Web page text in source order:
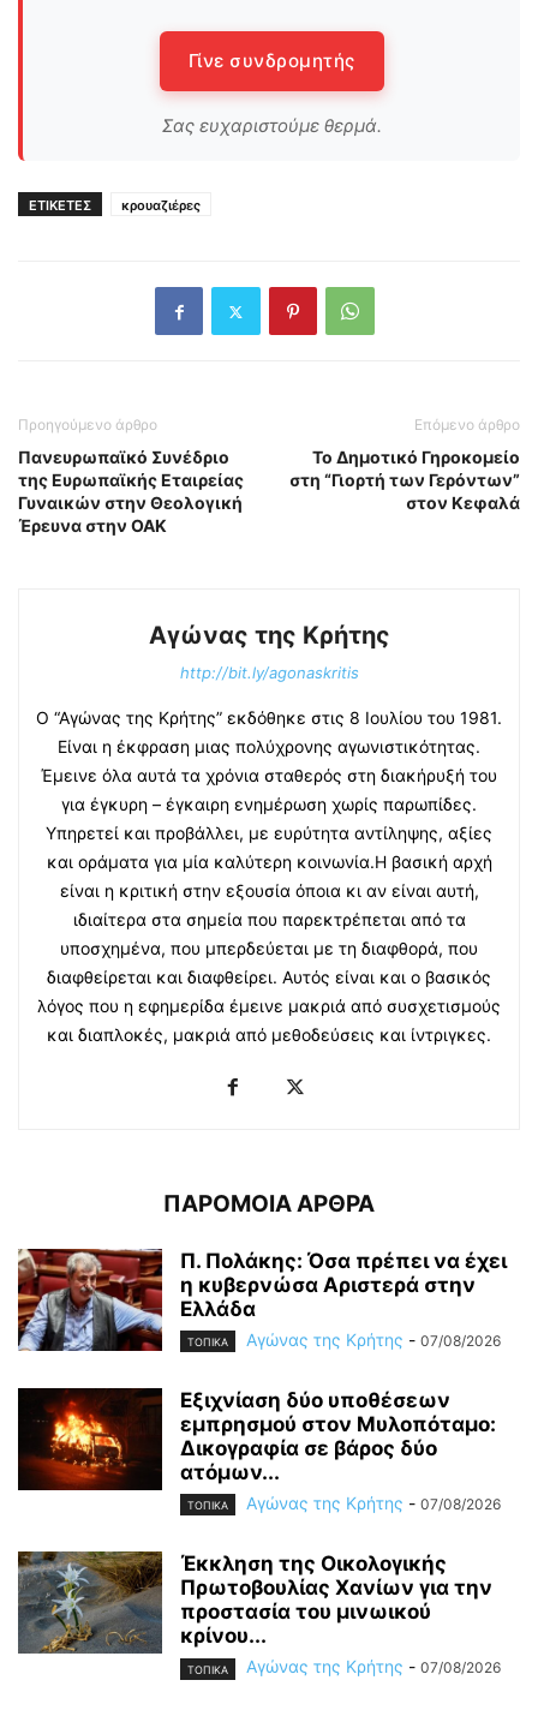
Γίνε συνδρομητής
Σας ευχαριστούμε θερμά.
ΕΤΙΚΕΤΕΣ κρουαζιέρες
Προηγούμενο άρθρο
Πανευρωπαϊκό Συνέδριο
της Ευρωπαϊκής Εταιρείας
Γυναικών στην Θεολογική
Έρευνα στην ΟΑΚ
Επόμενο άρθρο
Το Δημοτικό Γηροκομείο
στη “Γιορτή των Γερόντων”
στον Κεφαλά
Αγώνας της Κρήτης
http://bit.ly/agonaskritis
Ο “Αγώνας της Κρήτης” εκδόθηκε στις 8 Ιουλίου του 1981.
Είναι η έκφραση μιας πολύχρονης αγωνιστικότητας.
Έμεινε όλα αυτά τα χρόνια σταθερός στη διακήρυξή του
για έγκυρη – έγκαιρη ενημέρωση χωρίς παρωπίδες.
Υπηρετεί και προβάλλει, με ευρύτητα αντίληψης, αξίες
και οράματα για μία καλύτερη κοινωνία.Η βασική αρχή
είναι η κριτική στην εξουσία όποια κι αν είναι αυτή,
ιδιαίτερα στα σημεία που παρεκτρέπεται από τα
υποσχημένα, που μπερδεύεται με τη διαφθορά, που
διαφθείρεται και διαφθείρει. Αυτός είναι και ο βασικός
λόγος που η εφημερίδα έμεινε μακριά από συσχετισμούς
και διαπλοκές, μακριά από μεθοδεύσεις και ίντριγκες.
ΠΑΡΟΜΟΙΑ ΑΡΘΡΑ
Π. Πολάκης: Όσα πρέπει να έχει
η κυβερνώσα Αριστερά στην
Ελλάδα
ΤΟΠΙΚΑ Αγώνας της Κρήτης - 07/08/2026
Εξιχνίαση δύο υποθέσεων
εμπρησμού στον Μυλοπόταμο:
Δικογραφία σε βάρος δύο
ατόμων...
ΤΟΠΙΚΑ Αγώνας της Κρήτης - 07/08/2026
Έκκληση της Οικολογικής
Πρωτοβουλίας Χανίων για την
προστασία του μινωικού
κρίνου...
ΤΟΠΙΚΑ Αγώνας της Κρήτης - 07/08/2026